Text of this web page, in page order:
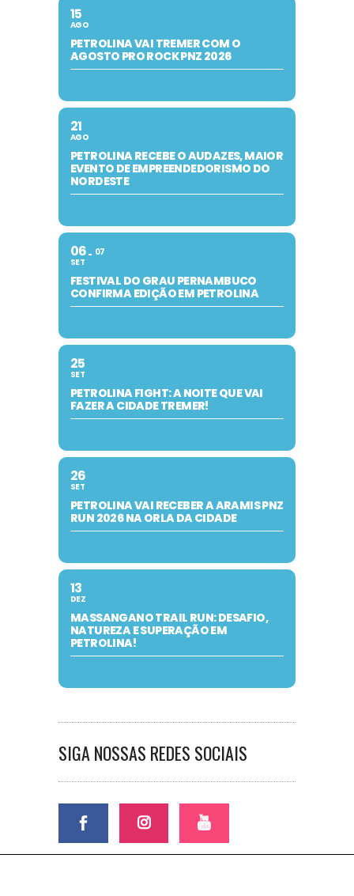
15
AGO
PETROLINA VAI TREMER COM O
AGOSTO PRO ROCK PNZ 2026
21
AGO
PETROLINA RECEBE O AUDAZES, MAIOR
EVENTO DE EMPREENDEDORISMO DO
NORDESTE
06
SET
07
FESTIVAL DO GRAU PERNAMBUCO
CONFIRMA EDIÇÃO EM PETROLINA
25
SET
PETROLINA FIGHT: A NOITE QUE VAI
FAZER A CIDADE TREMER!
26
SET
PETROLINA VAI RECEBER A ARAMIS PNZ
RUN 2026 NA ORLA DA CIDADE
13
DEZ
MASSANGANO TRAIL RUN: DESAFIO,
NATUREZA E SUPERAÇÃO EM
PETROLINA!
SIGA NOSSAS REDES SOCIAIS